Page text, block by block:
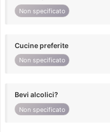
Non specificato
Cucine preferite
Non specificato
Bevi alcolici?
Non specificato